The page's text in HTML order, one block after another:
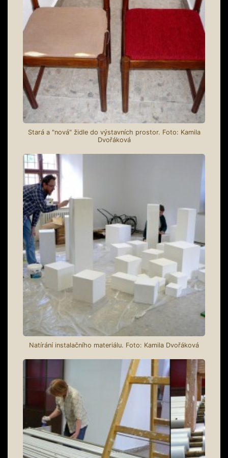
Stará a "nová" židle do výstavních prostor. Foto: Kamila
Dvořáková
Natírání instalačního materiálu. Foto: Kamila Dvořáková